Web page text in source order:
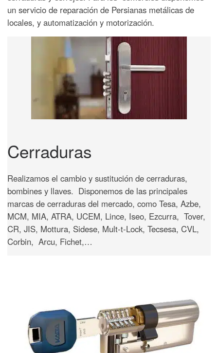
un servicio de reparación de Persianas metálicas de
locales, y automatización y motorización.
Cerraduras
Realizamos el cambio y sustitución de cerraduras,
bombines y llaves. Disponemos de las principales
marcas de cerraduras del mercado, como Tesa, Azbe,
MCM, MIA, ATRA, UCEM, Lince, Iseo, Ezcurra, Tover,
CR, JIS, Mottura, Sidese, Mult-t-Lock, Tecsesa, CVL,
Corbin, Arcu, Fichet,…